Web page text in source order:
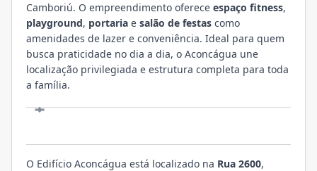
Camboriú. O empreendimento oferece espaço fitness,
playground, portaria e salão de festas como
amenidades de lazer e conveniência. Ideal para quem
busca praticidade no dia a dia, o Aconcágua une
localização privilegiada e estrutura completa para toda
a família.
O Edifício Aconcágua está localizado na Rua 2600,